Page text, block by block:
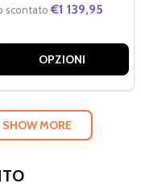
scontato €1 139,95
OPZIONI
SHOW MORE